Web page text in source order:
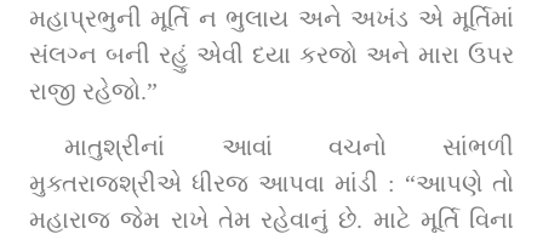
મહાપ્રભુની મૂર્તિ ન ભુલાય અને અખંડ એ મૂર્તિમાં
સંલગ્ન બની રહું એવી દયા કરજો અને મારા ઉપર
રાજી રહેજો.”
માતુશ્રીનાં આવાં વચનો સાંભળી
મુક્તરાજશ્રીએ ધીરજ આપવા માંડી : “આપણે તો
મહારાજ જેમ રાખે તેમ રહેવાનું છે. માટે મૂર્તિ વિના